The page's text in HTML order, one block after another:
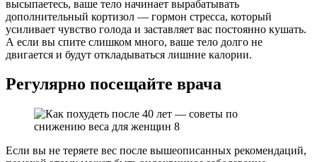
высыпаетесь, ваше тело начинает вырабатывать
дополнительный кортизол — гормон стресса, который
усиливает чувство голода и заставляет вас постоянно кушать.
А если вы спите слишком много, ваше тело долго не
двигается и будут откладываться лишние калории.
Регулярно посещайте врача
Если вы не теряете вес после вышеописанных рекомендаций,